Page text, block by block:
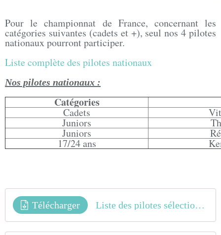
Pour le championnat de France, concernant les
catégories suivantes (cadets et +), seul nos 4 pilotes
nationaux pourront participer.
Liste complète des pilotes nationaux
Nos pilotes nationaux :
Catégories
Cadets
Juniors
Juniors
17/24 ans
Télécharger Liste des pilotes sélectionnés Sud Est pour le TFBMX 2015